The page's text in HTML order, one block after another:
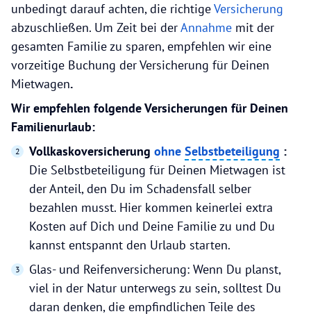
unbedingt darauf achten, die richtigeVersicherung
abzuschließen. Um Zeit bei derAnnahme mit der
gesamten Familie zu sparen, empfehlen wir eine
vorzeitige Buchung der Versicherung für Deinen
Mietwagen.
Wir empfehlen folgende Versicherungen für Deinen
Familienurlaub:
Vollkaskoversicherung ohne Selbstbeteiligung :
Die Selbstbeteiligung für Deinen Mietwagen ist
der Anteil, den Du im Schadensfall selber
bezahlen musst. Hier kommen keinerlei extra
Kosten auf Dich und Deine Familie zu und Du
kannst entspannt den Urlaub starten.
Glas- und Reifenversicherung: Wenn Du planst,
viel in der Natur unterwegs zu sein, solltest Du
daran denken, die empfindlichen Teile des